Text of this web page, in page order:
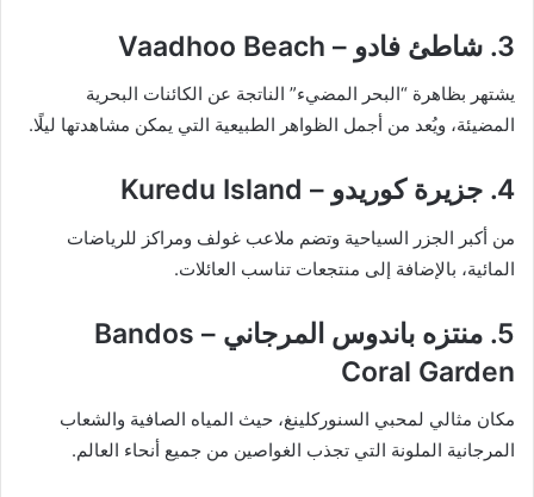
3. شاطئ فادو – Vaadhoo Beach
يشتهر بظاهرة “البحر المضيء” الناتجة عن الكائنات البحرية
المضيئة، ويُعد من أجمل الظواهر الطبيعية التي يمكن مشاهدتها ليلًا.
4. جزيرة كوريدو – Kuredu Island
من أكبر الجزر السياحية وتضم ملاعب غولف ومراكز للرياضات
المائية، بالإضافة إلى منتجعات تناسب العائلات.
5. منتزه باندوس المرجاني – Bandos
Coral Garden
مكان مثالي لمحبي السنوركلينغ، حيث المياه الصافية والشعاب
المرجانية الملونة التي تجذب الغواصين من جميع أنحاء العالم.